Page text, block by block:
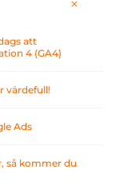
att
4 (GA4)
värdefull!
Ads
så kommer du